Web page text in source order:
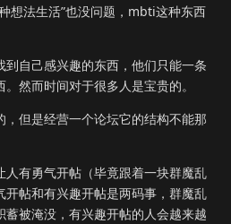
想法生活”也没问题，mbti这种东西
自己感兴趣的东西，他们只能一条
然而时间对于很多人是宝贵的。
但是经营一个论坛它的结构不能那
有勇气开帖（毕竟跟着一块群魔乱
帖和有兴趣开帖是两码事，群魔乱
被淹没，有兴趣开帖的人会越来越